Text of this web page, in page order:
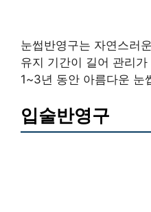
눈썹반영구는 자연스러
유지 기간이 길어 관리
1~3년 동안 아름다운 눈
입술반영구